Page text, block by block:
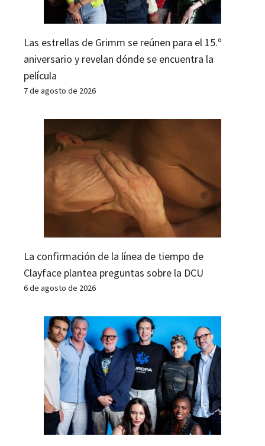
Las estrellas de Grimm se reúnen para el 15.º
aniversario y revelan dónde se encuentra la
película
7 de agosto de 2026
La confirmación de la línea de tiempo de
Clayface plantea preguntas sobre la DCU
6 de agosto de 2026